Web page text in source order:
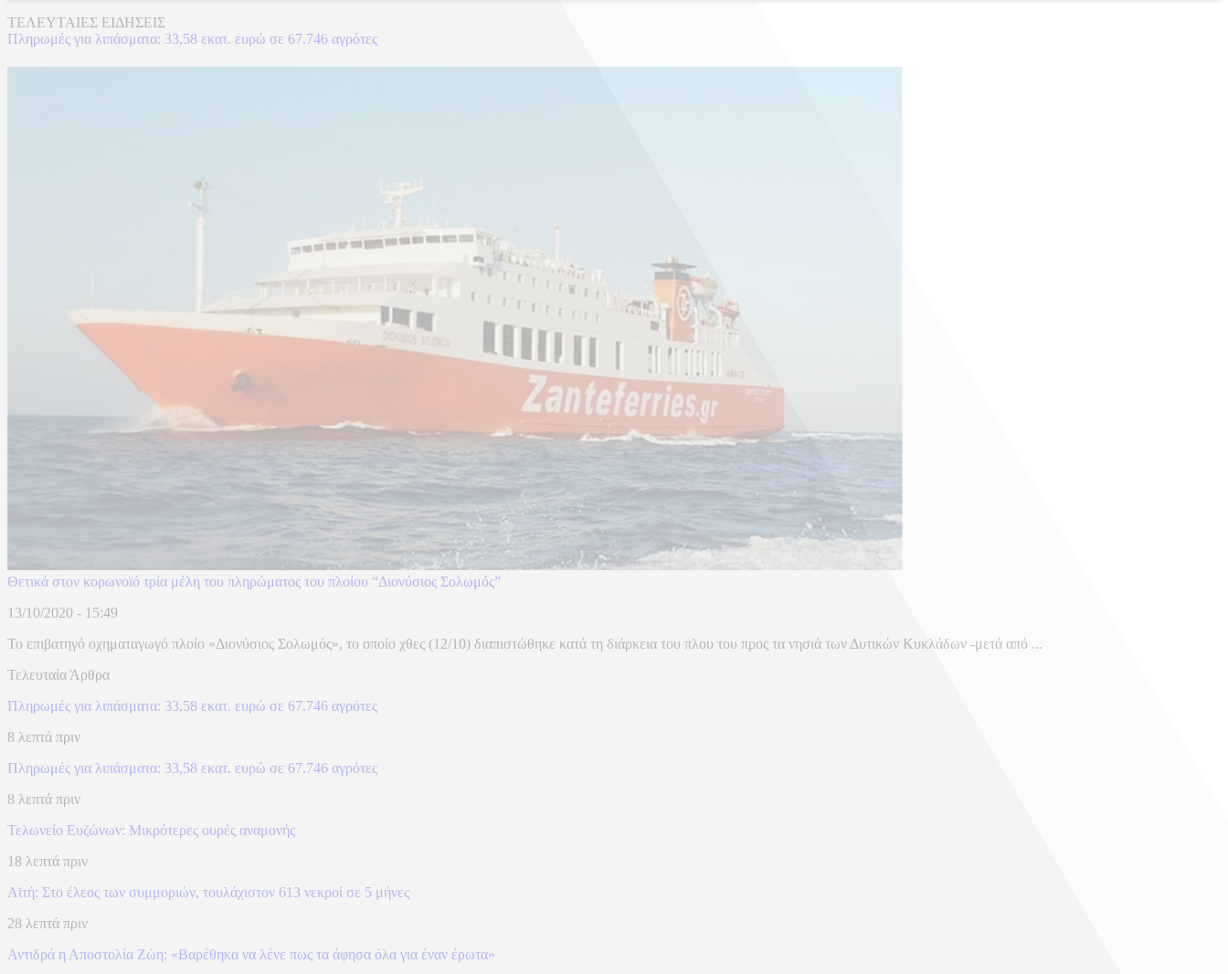
ΤΕΛΕΥΤΑΙΕΣ ΕΙΔΗΣΕΙΣ
Πληρωμές για λιπάσματα: 33,58 εκατ. ευρώ σε 67.746 αγρότες
Θετικά στον κορωνοϊό τρία μέλη του πληρώματος του πλοίου “Διονύσιος Σολωμός”
13/10/2020 - 15:49
Το επιβατηγό οχηματαγωγό πλοίο «Διονύσιος Σολωμός», το οποίο χθες (12/10) διαπιστώθηκε κατά τη διάρκεια του πλου του προς τα νησιά των Δυτικών Κυκλάδων -μετά από ...
Τελευταία Άρθρα
Πληρωμές για λιπάσματα: 33,58 εκατ. ευρώ σε 67.746 αγρότες
8 λεπτά πριν
Πληρωμές για λιπάσματα: 33,58 εκατ. ευρώ σε 67.746 αγρότες
8 λεπτά πριν
Τελωνείο Ευζώνων: Μικρότερες ουρές αναμονής
18 λεπτά πριν
Αϊτή: Στο έλεος των συμμοριών, τουλάχιστον 613 νεκροί σε 5 μήνες
28 λεπτά πριν
Αντιδρά η Αποστολία Ζώη: «Βαρέθηκα να λένε πως τα άφησα όλα για έναν έρωτα»